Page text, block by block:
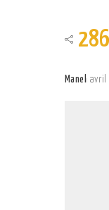
286
Manel avril